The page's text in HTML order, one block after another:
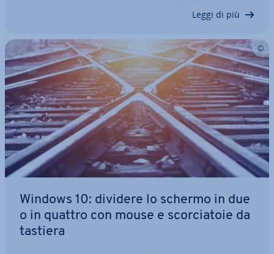
Leggi di più
Windows 10: dividere lo schermo in due
o in quattro con mouse e scor­cia­to­ie da
tastiera